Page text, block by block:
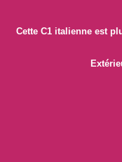
Cette C1 italienne est